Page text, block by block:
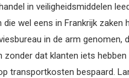
in veiligheidsmiddelen
die wel eens in Frankrijk
in de arm
zonder dat klanten iets
transportkosten bespaard.